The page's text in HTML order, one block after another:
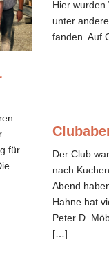
für
Hier wurden
unter
fanden. Auf
Der Club
nach
Abend
Hahne hat
Peter D.
[…]